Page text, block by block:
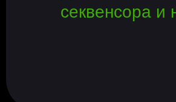
секвенсора и